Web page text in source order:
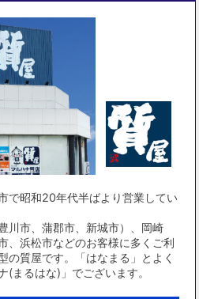
で昭和20年代半ばより営業してい
川市、蒲郡市、新城市）、岡崎
、浜松市などのお客様に多くご利
の質屋です。「はなまる」とよく
(まるはな)」でございます。